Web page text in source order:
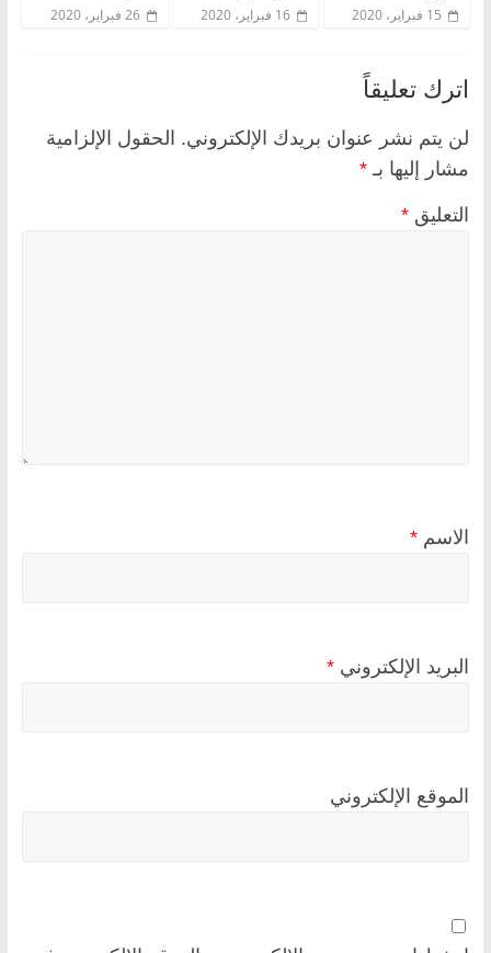
15 فبراير، 2020 16 فبراير، 2020 26 فبراير، 2020
اترك تعليقاً
لن يتم نشر عنوان بريدك الإلكتروني. الحقول الإلزامية
مشار إليها بـ *
التعليق *
الاسم *
البريد الإلكتروني *
الموقع الإلكتروني